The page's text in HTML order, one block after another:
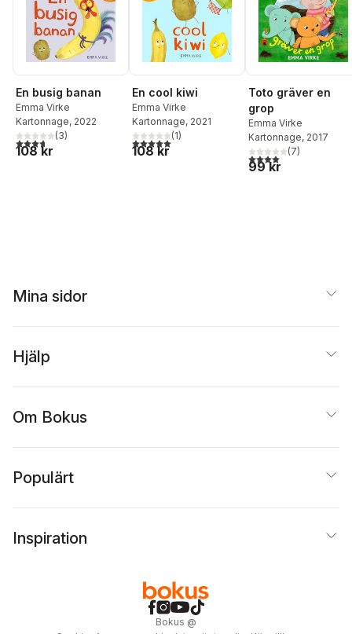
En busig banan
Emma Virke
Kartonnage, 2022
3,7utav 5 stjärnor. Totalt antal röster:
(3)
108 kr
En cool kiwi
Emma Virke
Kartonnage, 2021
5,0utav 5 stjärnor. Totalt antal röster:
(1)
108 kr
Toto gräver en
grop
Emma Virke
Kartonnage, 2017
4,0utav 5 stjärnor.
(7)
99 kr
Mina sidor
Hjälp
Om Bokus
Populärt
Inspiration
Bokus @